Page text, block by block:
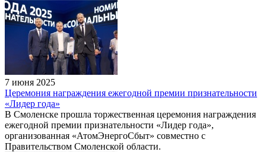
7 июня 2025
Церемония награждения ежегодной премии признательности
«Лидер года»
В Смоленске прошла торжественная церемония награждения
ежегодной премии признательности «Лидер года»,
организованная «АтомЭнергоСбыт» совместно с
Правительством Смоленской области.